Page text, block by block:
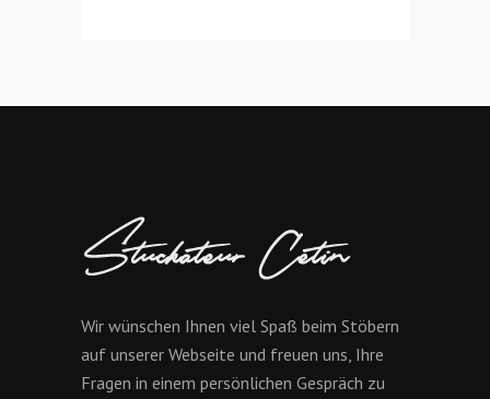
Wir wünschen Ihnen viel Spaß beim Stöbern
auf unserer Webseite und freuen uns, Ihre
Fragen in einem persönlichen Gespräch zu